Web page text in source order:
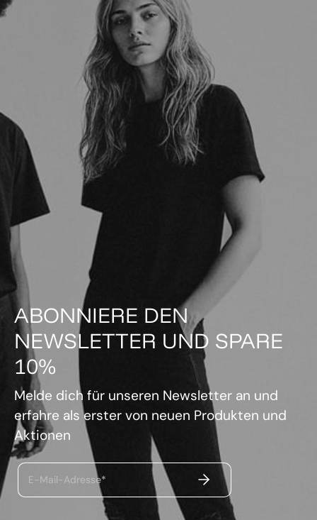
ABONNIERE DEN
NEWSLETTER UND SPARE
10%
Melde dich für unseren Newsletter an und
erfahre als erster von neuen Produkten und
Aktionen
E-Mail-Adresse* ABSENDEN